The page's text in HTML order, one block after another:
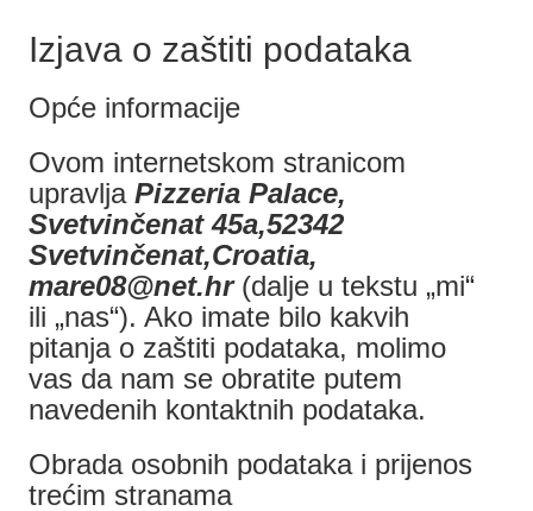
Izjava o zaštiti podataka
Opće informacije
Ovom internetskom stranicom
upravlja Pizzeria Palace,
Svetvinčenat 45a,52342
Svetvinčenat,Croatia,
mare08@net.hr (dalje u tekstu „mi“
ili „nas“). Ako imate bilo kakvih
pitanja o zaštiti podataka, molimo
vas da nam se obratite putem
navedenih kontaktnih podataka.
Obrada osobnih podataka i prijenos
trećim stranama